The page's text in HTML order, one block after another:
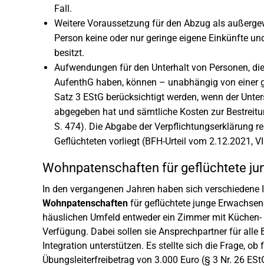
Fall.
Weitere Voraussetzung für den Abzug als
Person keine oder nur geringe eigene Einkünfte
besitzt.
Aufwendungen für den Unterhalt von Personen,
AufenthG haben, können – unabhängig von
Satz 3 EStG berücksichtigt werden, wenn der
abgegeben hat und sämtliche Kosten zur
S. 474). Die Abgabe der Verpflichtungserklärung
Geflüchteten vorliegt (BFH-Urteil vom 2.12.2021,
Wohnpatenschaften für geflüchtete
In den vergangenen Jahren haben sich
Wohnpatenschaften für geflüchtete junge
häuslichen Umfeld entweder ein Zimmer mit
Verfügung. Dabei sollen sie Ansprechpartner für alle
Integration unterstützen. Es stellte sich die Frage,
Übungsleiterfreibetrag von 3.000 Euro (§ 3 Nr. 26